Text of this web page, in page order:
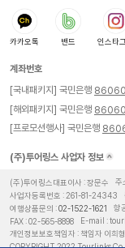
카카오톡 밴드 인스타
계좌번호
[국내패키지] 국민은행
[해외패키지] 국민은행
[프로모션행사] 국민은행
(주)투어링스 사업자 정보
(주)투어링스대표이사 : 장문수
주
사업자등록번호 : 261-81-24343
여행상품문의 :02-1522-1621 항
FAX : 02-565-8898
E-mail :
개인정보보호책임자 : 책임자 이희형